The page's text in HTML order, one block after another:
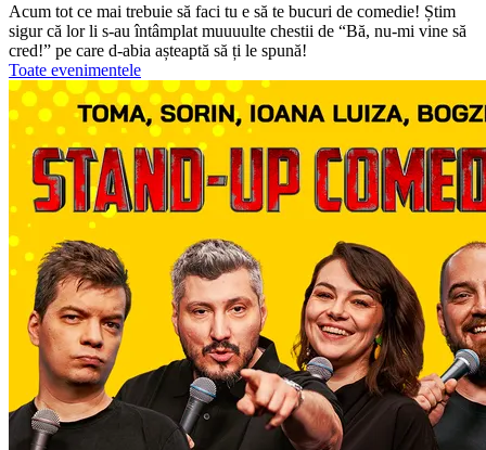
Acum tot ce mai trebuie să faci tu e să te bucuri de comedie! Știm
sigur că lor li s-au întâmplat muuuulte chestii de “Bă, nu-mi vine să
cred!” pe care d-abia așteaptă să ți le spună!
Toate evenimentele